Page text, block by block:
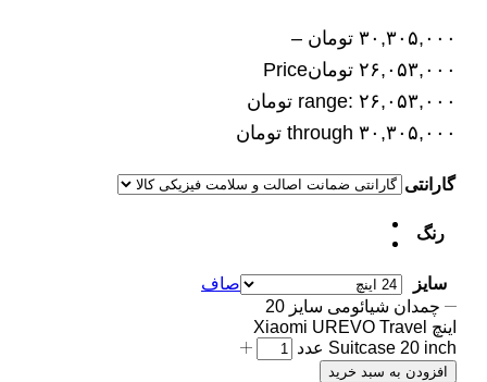
۳۰,۳۰۵,۰۰۰ تومان –
۲۶,۰۵۳,۰۰۰ تومانPrice
range: ۲۶,۰۵۳,۰۰۰ تومان
through ۳۰,۳۰۵,۰۰۰ تومان
گارانتی
رنگ
سایز
صاف
چمدان شیائومی سایز 20
اینچ Xiaomi UREVO Travel
Suitcase 20 inch عدد
افزودن به سبد خرید